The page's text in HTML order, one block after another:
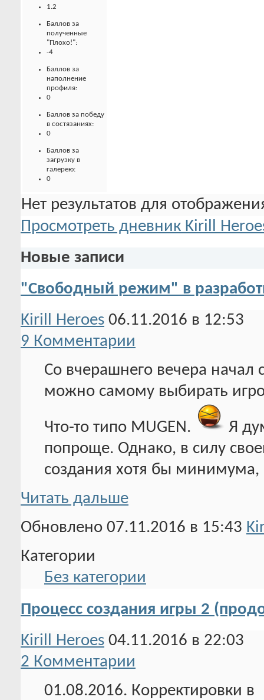
1.2
Баллов за
полученные
"Плохо!":
-4
Баллов за
наполнение
профиля:
0
Баллов за победу
в состязаниях:
0
Баллов за
загрузку в
галерею:
0
Нет результатов для
Просмотреть дневник Kirill
Новые записи
"Свободный режим" в
Kirill Heroes 06.11.2016 в 12:53
9 Комментарии
Со вчерашнего вечера начал
можно самому выбирать
Что-то типо MUGEN.
Я
попроще. Однако, в силу
создания хотя бы
Читать дальше
Обновлено 07.11.2016 в 15:43
Категории
Без категории
Процесс создания игры 2
Kirill Heroes 04.11.2016 в 22:03
2 Комментарии
01.08.2016. Корректировки в